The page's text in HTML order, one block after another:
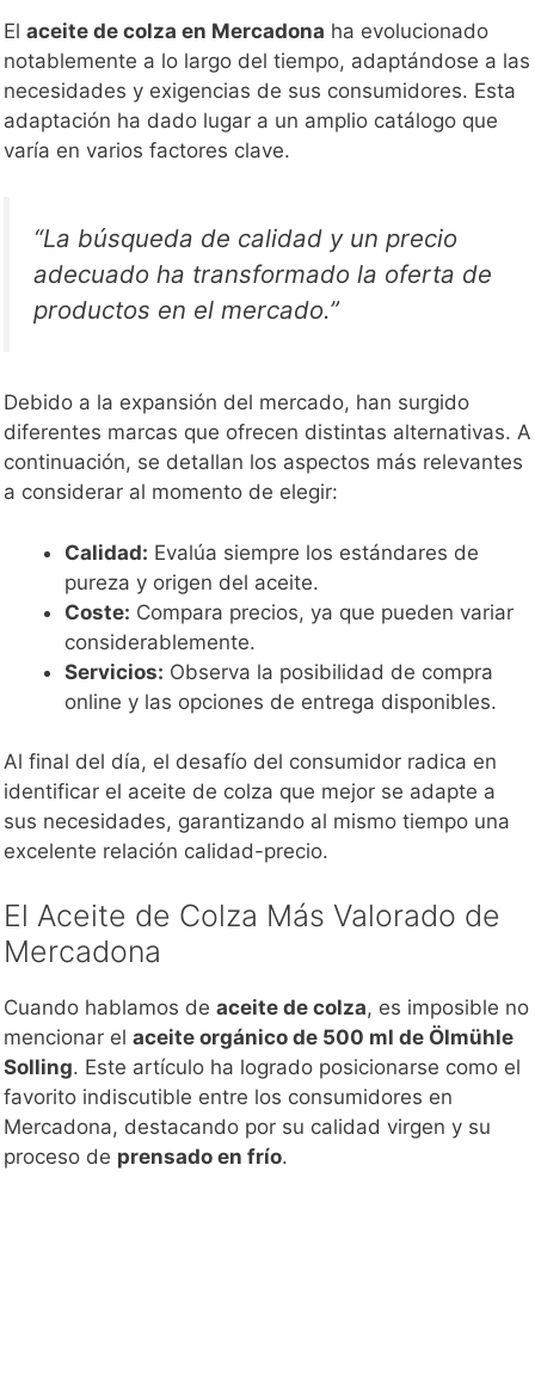
El aceite de colza en Mercadona ha evolucionado
notablemente a lo largo del tiempo, adaptándose a las
necesidades y exigencias de sus consumidores. Esta
adaptación ha dado lugar a un amplio catálogo que
varía en varios factores clave.
“La búsqueda de calidad y un precio
adecuado ha transformado la oferta de
productos en el mercado.”
Debido a la expansión del mercado, han surgido
diferentes marcas que ofrecen distintas alternativas. A
continuación, se detallan los aspectos más relevantes
a considerar al momento de elegir:
Calidad: Evalúa siempre los estándares de
pureza y origen del aceite.
Coste: Compara precios, ya que pueden variar
considerablemente.
Servicios: Observa la posibilidad de compra
online y las opciones de entrega disponibles.
Al final del día, el desafío del consumidor radica en
identificar el aceite de colza que mejor se adapte a
sus necesidades, garantizando al mismo tiempo una
excelente relación calidad-precio.
El Aceite de Colza Más Valorado de
Mercadona
Cuando hablamos de aceite de colza, es imposible no
mencionar el aceite orgánico de 500 ml de Ölmühle
Solling. Este artículo ha logrado posicionarse como el
favorito indiscutible entre los consumidores en
Mercadona, destacando por su calidad virgen y su
proceso de prensado en frío.